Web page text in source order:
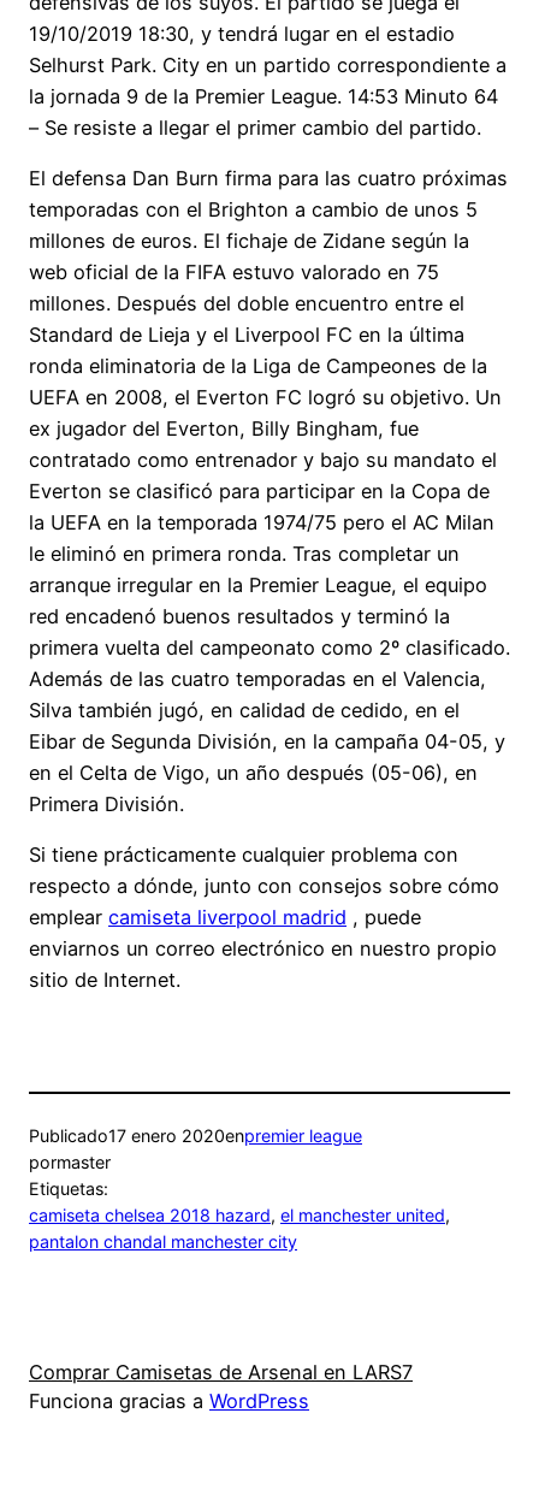
19/10/2019 18:30, y tendrá lugar en el estadio
Selhurst Park. City en un partido correspondiente a
la jornada 9 de la Premier League. 14:53 Minuto 64
– Se resiste a llegar el primer cambio del partido.
El defensa Dan Burn firma para las cuatro próximas
temporadas con el Brighton a cambio de unos 5
millones de euros. El fichaje de Zidane según la
web oficial de la FIFA estuvo valorado en 75
millones. Después del doble encuentro entre el
Standard de Lieja y el Liverpool FC en la última
ronda eliminatoria de la Liga de Campeones de la
UEFA en 2008, el Everton FC logró su objetivo. Un
ex jugador del Everton, Billy Bingham, fue
contratado como entrenador y bajo su mandato el
Everton se clasificó para participar en la Copa de
la UEFA en la temporada 1974/75 pero el AC Milan
le eliminó en primera ronda. Tras completar un
arranque irregular en la Premier League, el equipo
red encadenó buenos resultados y terminó la
primera vuelta del campeonato como 2º clasificado.
Además de las cuatro temporadas en el Valencia,
Silva también jugó, en calidad de cedido, en el
Eibar de Segunda División, en la campaña 04-05, y
en el Celta de Vigo, un año después (05-06), en
Primera División.
Si tiene prácticamente cualquier problema con
respecto a dónde, junto con consejos sobre cómo
emplear camiseta liverpool madrid , puede
enviarnos un correo electrónico en nuestro propio
sitio de Internet.
Publicado17 enero 2020enpremier league
pormaster
Etiquetas:
camiseta chelsea 2018 hazard, el manchester united
pantalon chandal manchester city
Comprar Camisetas de Arsenal en LARS7
Funciona gracias a WordPress